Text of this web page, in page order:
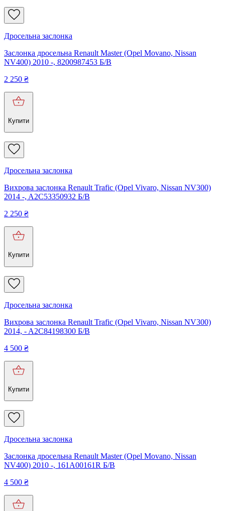
Дросельна заслонка
Заслонка дросельна Renault Master (Opel Movano, Nissan
NV400) 2010 -, 8200987453 Б/В
2 250 ₴
Купити
Дросельна заслонка
Вихрова заслонка Renault Trafic (Opel Vivaro, Nissan NV300)
2014 -, A2C53350932 Б/В
2 250 ₴
Купити
Дросельна заслонка
Вихрова заслонка Renault Trafic (Opel Vivaro, Nissan NV300)
2014, - A2C84198300 Б/В
4 500 ₴
Купити
Дросельна заслонка
Заслонка дросельна Renault Master (Opel Movano, Nissan
NV400) 2010 -, 161A00161R Б/В
4 500 ₴